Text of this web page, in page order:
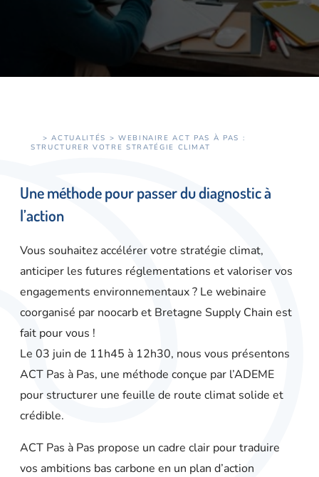
>ACTUALITÉS > WEBINAIRE ACT PAS À PAS :
STRUCTURER VOTRE STRATÉGIE CLIMAT
Une méthode pour passer du diagnostic à
l’action
Vous souhaitez accélérer votre stratégie climat,
anticiper les futures réglementations et valoriser vos
engagements environnementaux ? Le webinaire
coorganisé par noocarbet Bretagne Supply Chain est
fait pour vous !
Le 03 juin de 11h45 à 12h30, nous vous présentons
ACT Pas à Pas, une méthode conçue par l’ADEME
pour structurer une feuille de route climat solide et
crédible.
ACT Pas à Pas propose un cadre clair pour traduire
vos ambitions bas carbone en un plan d’action